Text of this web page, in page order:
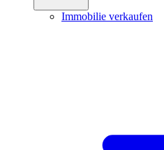
Immobilie verkaufen